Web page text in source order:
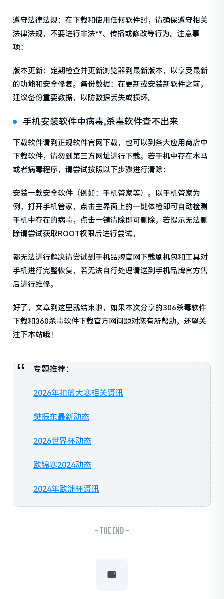
遵守法律法规：在下载和使用任何软件时，请确保遵守相关
法律法规，不要进行非法**、传播或修改等行为。注意事
项：
版本更新：定期检查并更新浏览器到最新版本，以享受最新
的功能和安全修复。备份数据：在更新或安装新软件之前，
建议备份重要数据，以防数据丢失或损坏。
手机安装软件中病毒,杀毒软件查不出来
下载软件请到正规软件官网下载，也可以到各大应用商店中
下载软件，请勿到第三方网址进行下载。若手机中存在木马
或者病毒程序，请尝试按照以下步骤进行清除：
安装一款安全软件（例如：手机管家等）。以手机管家为
例，打开手机管家，点击主界面上的一键体检即可自动检测
手机中存在的病毒，点击一键清除即可删除，若提示无法删
除请尝试获取ROOT权限后进行尝试。
都无法进行解决请尝试到手机品牌官网下载刷机包和工具对
手机进行完整恢复，若无法自行处理请送到手机品牌官方售
后进行维修。
好了，文章到这里就结束啦，如果本次分享的306杀毒软件
下载和360杀毒软件下载官方网问题对您有所帮助，还望关
注下本站哦！
专题推荐：
2026年扣篮大赛相关资讯
樊振东最新动态
2026世界杯动态
欧锦赛2024动态
2024年欧洲杯资讯
- THE END -